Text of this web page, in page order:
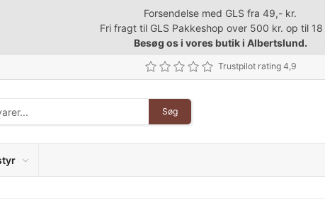
Forsendelse med GLS fra 49,- kr.
Fri fragt til GLS Pakkeshop over 500 kr. op til
Besøg os i vores butik i Albertslund.
Trustpilot rating 4,9
Søg